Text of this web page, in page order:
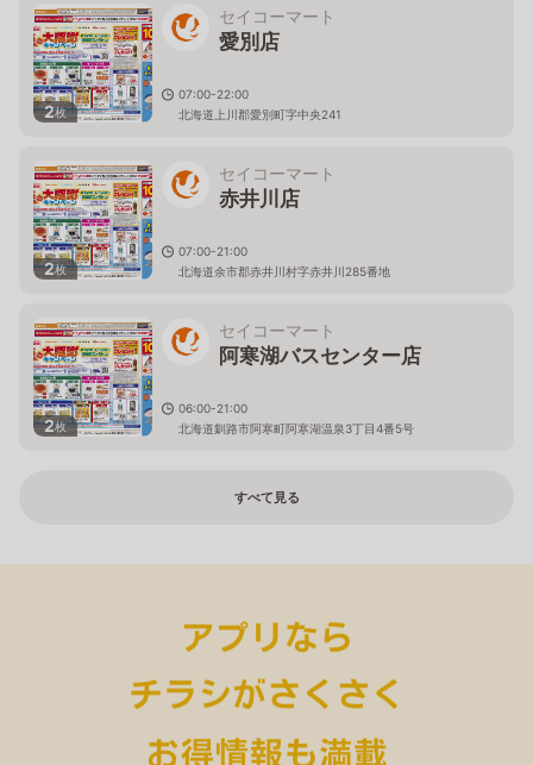
2枚
セイコーマート
愛別店
07:00-22:00
北海道上川郡愛別町字中央241
2枚
セイコーマート
赤井川店
07:00-21:00
北海道余市郡赤井川村字赤井川285番地
2枚
セイコーマート
阿寒湖バスセンター店
06:00-21:00
北海道釧路市阿寒町阿寒湖温泉3丁目4番5号
すべて見る